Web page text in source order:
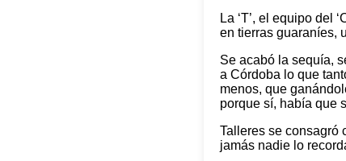
La ‘T’, el equipo del
en tierras guaraníes,
Se acabó la sequía,
a Córdoba lo que
menos, que
porque sí, había que
Talleres se consagró
jamás nadie lo